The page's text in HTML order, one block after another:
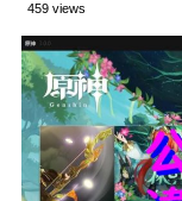
459 views